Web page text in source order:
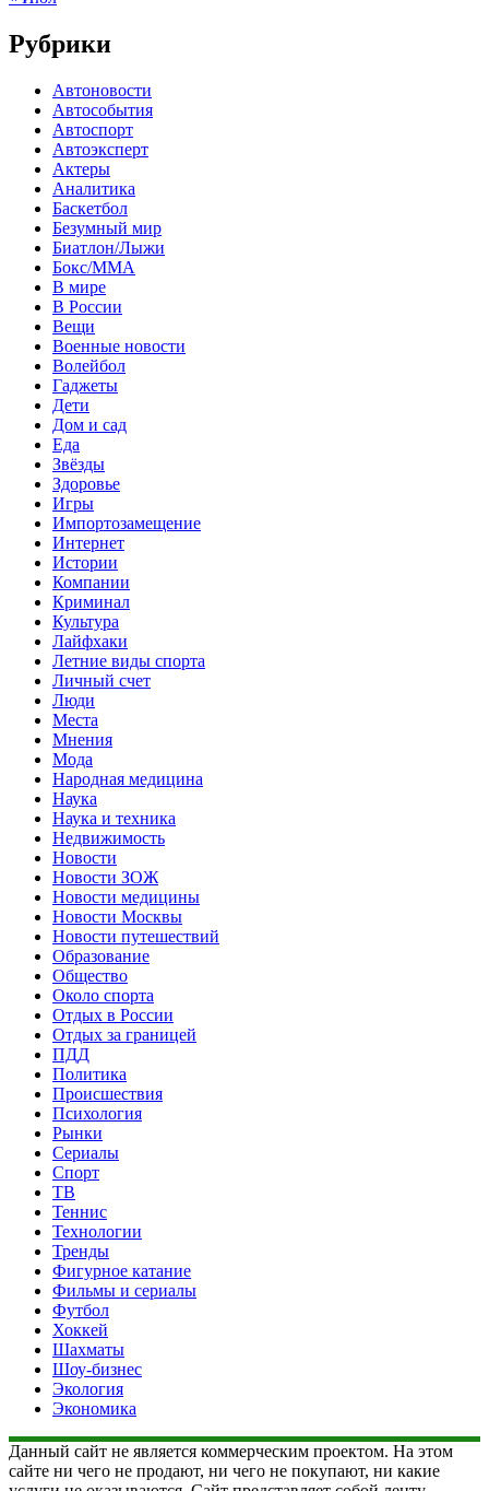
Рубрики
Автоновости
Автособытия
Автоспорт
Автоэксперт
Актеры
Аналитика
Баскетбол
Безумный мир
Биатлон/Лыжи
Бокс/MMA
В мире
В России
Вещи
Военные новости
Волейбол
Гаджеты
Дети
Дом и сад
Еда
Звёзды
Здоровье
Игры
Импортозамещение
Интернет
Истории
Компании
Криминал
Культура
Лайфхаки
Летние виды спорта
Личный счет
Люди
Места
Мнения
Мода
Народная медицина
Наука
Наука и техника
Недвижимость
Новости
Новости ЗОЖ
Новости медицины
Новости Москвы
Новости путешествий
Образование
Общество
Около спорта
Отдых в России
Отдых за границей
ПДД
Политика
Происшествия
Психология
Рынки
Сериалы
Спорт
ТВ
Теннис
Технологии
Тренды
Фигурное катание
Фильмы и сериалы
Футбол
Хоккей
Шахматы
Шоу-бизнес
Экология
Экономика
Данный сайт не является коммерческим проектом. На этом
сайте ни чего не продают, ни чего не покупают, ни какие